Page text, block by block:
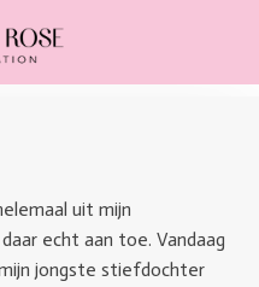
uit mijn
echt aan toe. Vandaag
jongste stiefdochter